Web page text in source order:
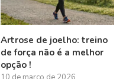
Artrose de joelho: treino
de força não é a melhor
opção !